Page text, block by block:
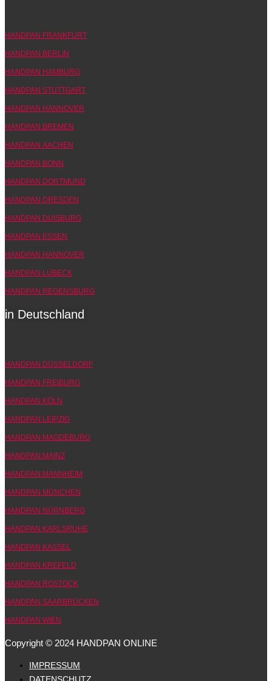
HANDPAN FRANKFURT
HANDPAN BERLIN
HANDPAN HAMBURG
HANDPAN STUTTGART
HANDPAN HANNOVER
HANDPAN BREMEN
HANDPAN AACHEN
HANDPAN BONN
HANDPAN DORTMUND
HANDPAN DRESDEN
HANDPAN DUISBURG
HANDPAN ESSEN
HANDPAN HANNOVER
HANDPAN LÜBECK
HANDPAN REGENSBURG
in Deutschland
HANDPAN DÜSSELDORF
HANDPAN FREIBURG
HANDPAN KÖLN
HANDPAN LEIPZIG
HANDPAN MAGDEBURG
HANDPAN MAINZ
HANDPAN MANNHEIM
HANDPAN MÜNCHEN
HANDPAN NÜRNBERG
HANDPAN KARLSRUHE
HANDPAN KASSEL
HANDPAN KREFELD
HANDPAN ROSTOCK
HANDPAN SAARBRÜCKEN
HANDPAN WIEN
Copyright © 2024 HANDPAN ONLINE
IMPRESSUM